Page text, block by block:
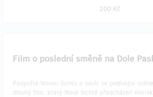
200 Kč
Film o poslední směně na Dole
Podpořte Novou šichtu a navíc se podívejte
dlouhý film, který Nové šichtě předcházel!